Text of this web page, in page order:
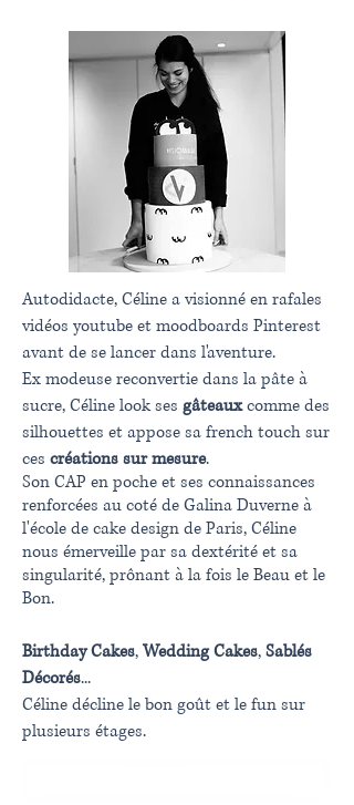
Autodidacte, Céline a visionné en rafales
vidéos youtube et moodboards Pinterest
avant de se lancer dans l'aventure.
Ex modeuse reconvertie dans la pâte à
sucre, Céline look ses gâteauxcomme des
silhouettes et appose sa french touch sur
ces créations sur mesure.
Son CAP en poche et ses connaissances
renforcées au coté de Galina Duverne à
l'école de cake design de Paris, Céline
nous émerveille par sa dextérité et sa
singularité, prônant à la fois le Beau et le
Bon.
Birthday Cakes,Wedding Cakes,Sablés
Décorés...
Céline décline le bon goût et le fun sur
plusieurs étages.